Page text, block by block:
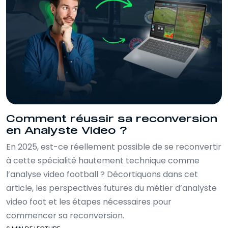
d’analyse professionnels et exploiter les
bases de données utilisées par les clubs.
Vous serez ainsi capable d'évaluer les
stratégies de jeu, de repérer les forces et
faiblesses d'une équipe et de proposer
des recommandations concrètes pour
optimiser les performances. La demande
constante croissance, tant les clubs
amateurs que professionnels
recherchent des experts capables de
fournir des analyses pertinentes et
approfondies. Cette formation vous
permettra de mieux comprendre les
dynamiques de jeu, de développer une
méthode d'observation efficace et de
répondre aux exigences des structures
sportives. La formation analyste vidéo
Comment réussir sa reconversion
en Analyste Video ?
En 2025, est-ce réellement possible de se reconvertir
à cette spécialité hautement technique comme
l’analyse video football ? Décortiquons dans cet
article, les perspectives futures du métier d’analyste
video foot et les étapes nécessaires pour
commencer sa reconversion.‍